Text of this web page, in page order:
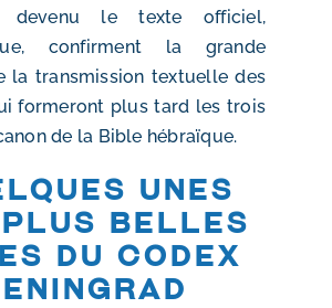
devenu le texte officiel,
confirment la grande
la transmission textuelle des
formeront plus tard les trois
de la Bible hébraïque.
unes
plus belles
du codex